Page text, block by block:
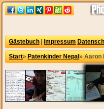
Gästebuch Impressum
Start» Patenkinder Nepal » Aaron